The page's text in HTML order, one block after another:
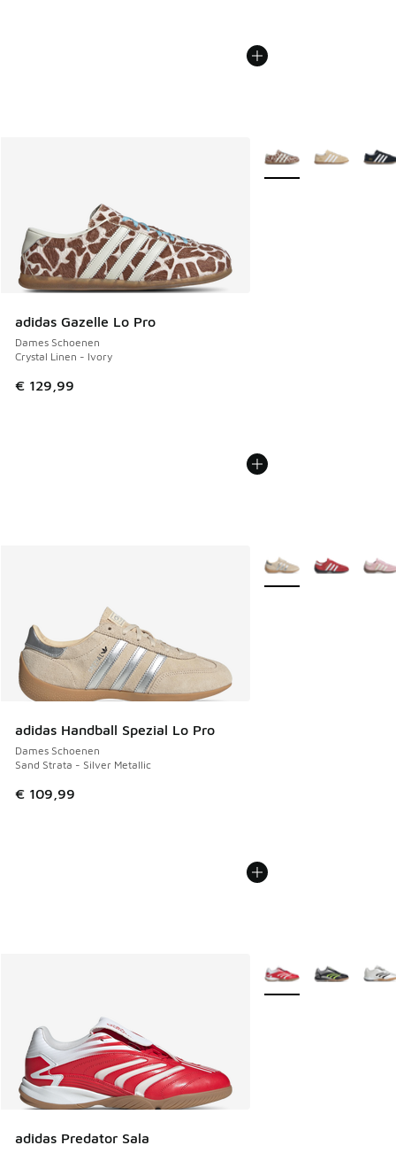
adidas Gazelle Lo Pro
Dames Schoenen
Crystal Linen - Ivory
€ 129,99
Meer kleuren
adidas Handball Spezial Lo Pro
Dames Schoenen
Sand Strata - Silver Metallic
€ 109,99
Meer kleuren
adidas Predator Sala
Meer kleuren